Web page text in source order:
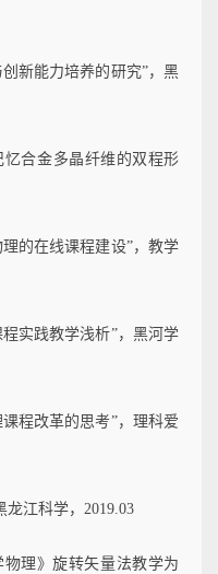
新能力培养的研究”，黑
忆合金多晶纤维的双程形
的在线课程建设”，教学
实践教学浅析”，黑河学
程改革的思考”，理科爱
龙江科学，2019.03
理》旋转矢量法教学为